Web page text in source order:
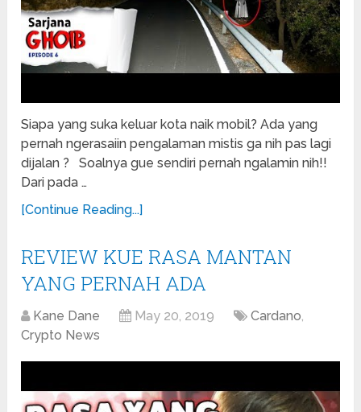
Siapa yang suka keluar kota naik mobil? Ada yang
pernah ngerasaiin pengalaman mistis ga nih pas lagi
dijalan ? Soalnya gue sendiri pernah ngalamin nih!!
Dari pada …
[Continue Reading...]
REVIEW KUE RASA MANTAN
YANG PERNAH ADA
Kane Dane May 20, 2019 Cardano,
Crypto News